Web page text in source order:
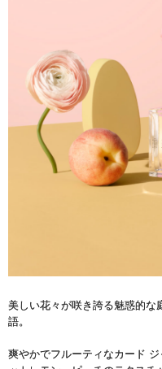
美しい花々が咲き誇る魅惑的な
語。
爽やかでフルーティなカード